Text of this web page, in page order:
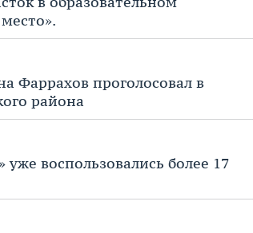
Фаррахов проголосовал в
района
воспользовались более 17